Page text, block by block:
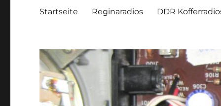
Startseite Reginaradios DDR